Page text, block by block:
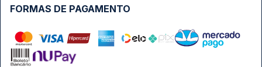
FORMAS DE PAGAMENTO